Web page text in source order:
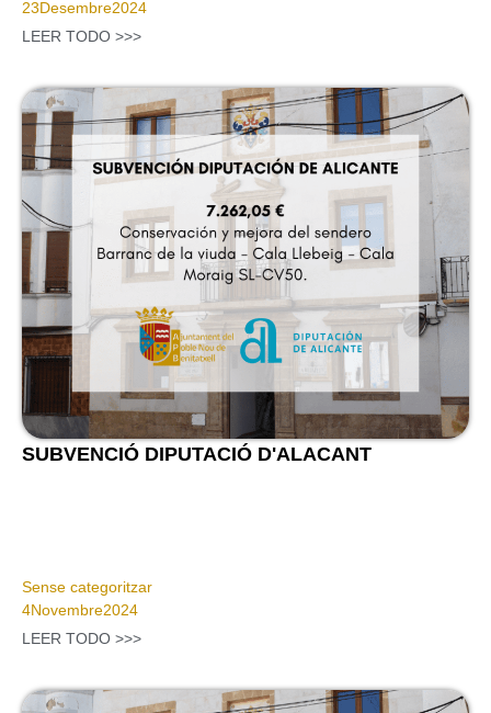
23Desembre2024
LEER TODO >>>
SUBVENCIÓ DIPUTACIÓ D'ALACANT
Sense categoritzar
4Novembre2024
LEER TODO >>>